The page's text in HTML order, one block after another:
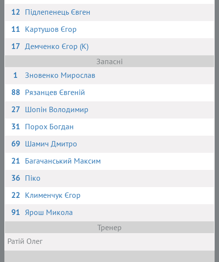
12 Підлепенець Євген
11 Картушов Єгор
17 Демченко Єгор (К)
Запасні
1
Зновенко Мирослав
88 Рязанцев Євгеній
27 Шопін Володимир
31 Порох Богдан
69 Шамич Дмитро
21 Багачанський Максим
36 Піко
22 Клименчук Єгор
91 Ярош Микола
Тренер
Ратій Олег